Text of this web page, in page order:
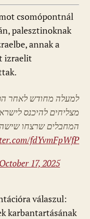
csomópontnál
palesztinoknak
annak a
izraelit
למעלה מחודש לאחר
מצליחים להיכנס
המחבלים שרצחו שישה
fdYvmFpWfP
October 17, 2025
válaszul:
karbantartásának